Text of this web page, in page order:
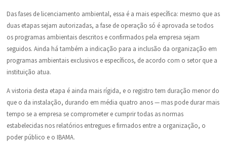
Das fases de licenciamento ambiental, essa é a mais específica: mesmo que as
duas etapas sejam autorizadas, a fase de operação só é aprovada se todos
os programas ambientais descritos e confirmados pela empresa sejam
seguidos. Ainda há também a indicação para a inclusão da organização em
programas ambientais exclusivos e específicos, de acordo com o setor que a
instituição atua.
A vistoria desta etapa é ainda mais rígida, e o registro tem duração menor do
que o da instalação, durando em média quatro anos — mas pode durar mais
tempo se a empresa se comprometer e cumprir todas as normas
estabelecidas nos relatórios entregues e firmados entre a organização, o
poder público e o IBAMA.